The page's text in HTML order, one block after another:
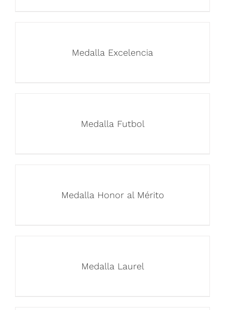
Medalla Excelencia
Medalla Futbol
Medalla Honor al Mérito
Medalla Laurel